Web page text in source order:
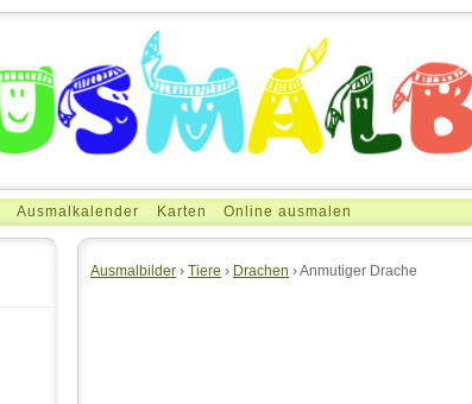
Ausmalkalender Karten Online ausmalen
Ausmalbilder › Tiere › Drachen › Anmutiger Drache